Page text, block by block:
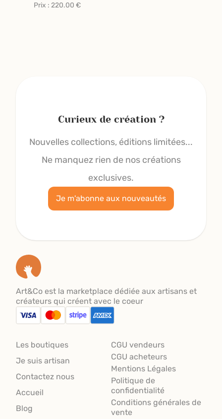
Prix : 220.00 €
Curieux de création ?
Nouvelles collections, éditions limitées...
Ne manquez rien de nos créations
exclusives.
Je m'abonne aux nouveautés
Art&Co est la marketplace dédiée aux artisans et
créateurs qui créent avec le coeur
Les boutiques
Je suis artisan
Contactez nous
Accueil
Blog
CGU vendeurs
CGU acheteurs
Mentions Légales
Politique de
confidentialité
Conditions générales de
vente